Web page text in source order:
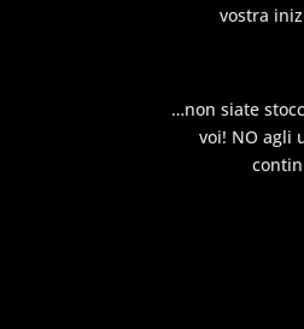
vostra
…non siate
voi! NO agli